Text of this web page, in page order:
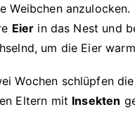
Weibchen anzulocken.
Eier in das Nest und
um die Eier
Wochen schlüpfen die
Eltern mit Insekten